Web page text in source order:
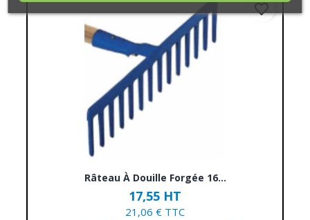
Râteau À Douille Forgée 16...
17,55 HT
21,06 € TTC
favorite_border